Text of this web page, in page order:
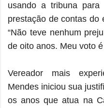
usando a tribuna
prestação de contas do
“Não teve nenhum
de oito anos. Meu voto
Vereador mais
Mendes iniciou sua
os anos que atua na